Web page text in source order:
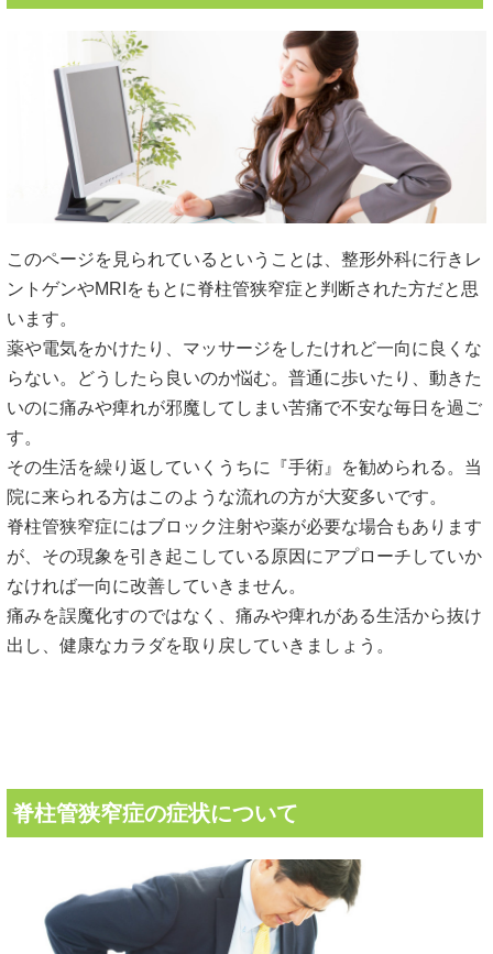
このページを見られているということは、整形外科に行きレ
ントゲンやMRIをもとに脊柱管狭窄症と判断された方だと思
います。
薬や電気をかけたり、マッサージをしたけれど一向に良くな
らない。どうしたら良いのか悩む。普通に歩いたり、動きた
いのに痛みや痺れが邪魔してしまい苦痛で不安な毎日を過ご
す。
その生活を繰り返していくうちに『手術』を勧められる。当
院に来られる方はこのような流れの方が大変多いです。
脊柱管狭窄症にはブロック注射や薬が必要な場合もあります
が、その現象を引き起こしている原因にアプローチしていか
なければ一向に改善していきません。
痛みを誤魔化すのではなく、痛みや痺れがある生活から抜け
出し、健康なカラダを取り戻していきましょう。
脊柱管狭窄症の症状について